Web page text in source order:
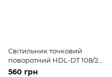
Світильник точковий
поворотний HDL-DT 108/2
MR16 SL
560 грн